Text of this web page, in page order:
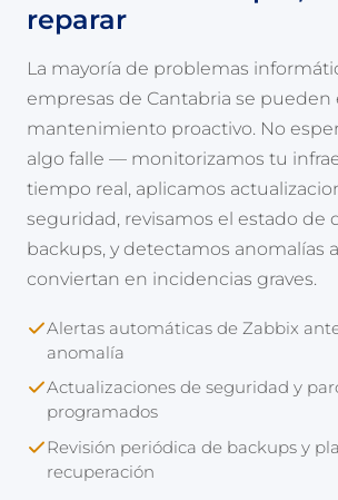
reparar
La mayoría de problemas
empresas de Cantabria se pueden
mantenimiento proactivo. No
algo falle — monitorizamos tu
tiempo real, aplicamos
seguridad, revisamos el estado de
backups, y detectamos anomalías
conviertan en incidencias graves.
Alertas automáticas de Zabbix
anomalía
Actualizaciones de seguridad y
programados
Revisión periódica de backups y
recuperación